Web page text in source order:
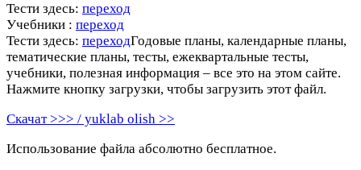
Тести здесь: переход
Учебники : переход
Тести здесь: переходГодовые планы, календарные планы,
тематические планы, тесты, ежеквартальные тесты,
учебники, полезная информация – все это на этом сайте.
Нажмите кнопку загрузки, чтобы загрузить этот файл.
Скачат >>> / yuklab olish >>
Использование файла абсолютно бесплатное.